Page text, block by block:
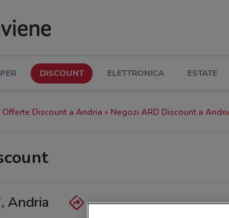
DISCOUNT ELETTRONICA ESTATE
Offerte Discount a Andria Negozi ARD Discount a
Andria